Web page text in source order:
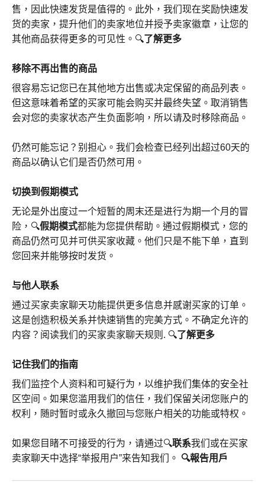
售，因此快速发货是值得的。此外，我们现在奖励快速发
货的卖家，提升他们的卖家地位并授予卖家徽章，让您的
其他商品获得更多的可见性。🔍了解更多
移除不再出售的商品
很容易忘记您已在其他地方出售或决定保留的商品列表。
但这意味着希望的买家可能会购买并最终失望。取消销售
会对您的卖家状态产生负面影响，所以请及时移除商品。
仍然可能忘记？别担心。我们会检查已经列出超过60天的
商品以确认它们是否仍然可用。
切换到假期模式
无论是外出度过一个短暂的周末还是进行为期一个月的冒
险，🔍假期模式都能为您提供帮助。通过假期模式，您的
商品仍然可见并可供买家收藏。他们只是不能下单，直到
您回来并能够按时发货。
与他人联系
通过买家卖家聊天功能提供更多信息并感谢买家的订单。
这是创造积极关系并快速销售的完美方式。不确定允许的
内容？阅读我们的买家卖家聊天规则. 🔍了解更多
记住我们的指南
我们监控个人资料和可疑行为，以维护我们集体的安全社
区空间。如果您滥用我们的信任，我们保留关闭您账户的
权利，随时暂时或永久撤回与您账户相关的功能或特权。
如果您目睹不可接受的行为，请通过🔍联系我们或在买家
卖家聊天中选择“举报用户”来告知我们。 🔍報告用戶